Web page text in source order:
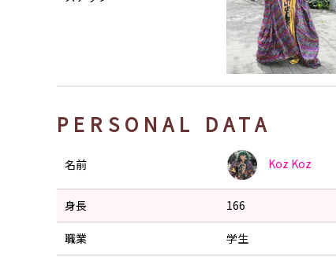
PERSONAL DATA
名前 Koz Koz
身長 166
職業 学生